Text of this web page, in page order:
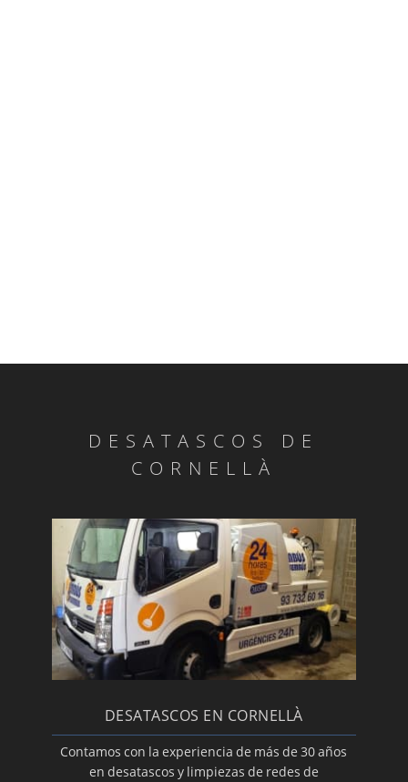
DESATASCOS DE
CORNELLÀ
DESATASCOS EN CORNELLÀ
Contamos con la experiencia de más de 30 años
en desatascos y limpiezas de redes de